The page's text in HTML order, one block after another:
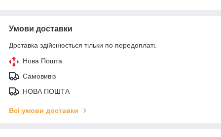
Умови доставки
Доставка здійснюється тільки по передоплаті.
Нова Пошта
Самовивіз
НОВА ПОШТА
Всі умови доставки